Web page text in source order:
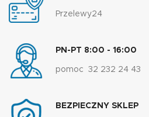
Przelewy24
PN-PT 8:00 - 16:00
pomoc 32 232 24 43
BEZPIECZNY SKLEP